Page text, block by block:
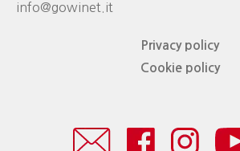
info@gowinet.it
Privacy policy
Cookie policy